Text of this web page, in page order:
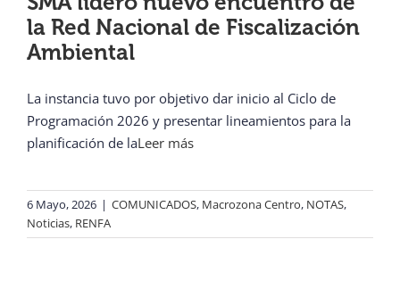
CONTACTO
la Red Nacional de Fiscalización
Ambiental
La instancia tuvo por objetivo dar inicio al Ciclo de
Programación 2026 y presentar lineamientos para la
planificación de laLeer más
6 Mayo, 2026 | COMUNICADOS, Macrozona Centro, NOTAS,
Noticias, RENFA